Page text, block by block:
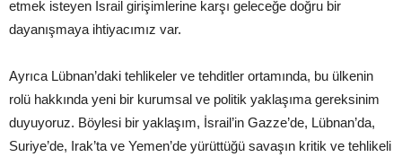
etmek isteyen İsrail girişimlerine karşı geleceğe doğru bir
dayanışmaya ihtiyacımız var.
Ayrıca Lübnan’daki tehlikeler ve tehditler ortamında, bu ülkenin
rolü hakkında yeni bir kurumsal ve politik yaklaşıma gereksinim
duyuyoruz. Böylesi bir yaklaşım, İsrail’in Gazze’de, Lübnan’da,
Suriye’de, Irak’ta ve Yemen’de yürüttüğü savaşın kritik ve tehlikeli